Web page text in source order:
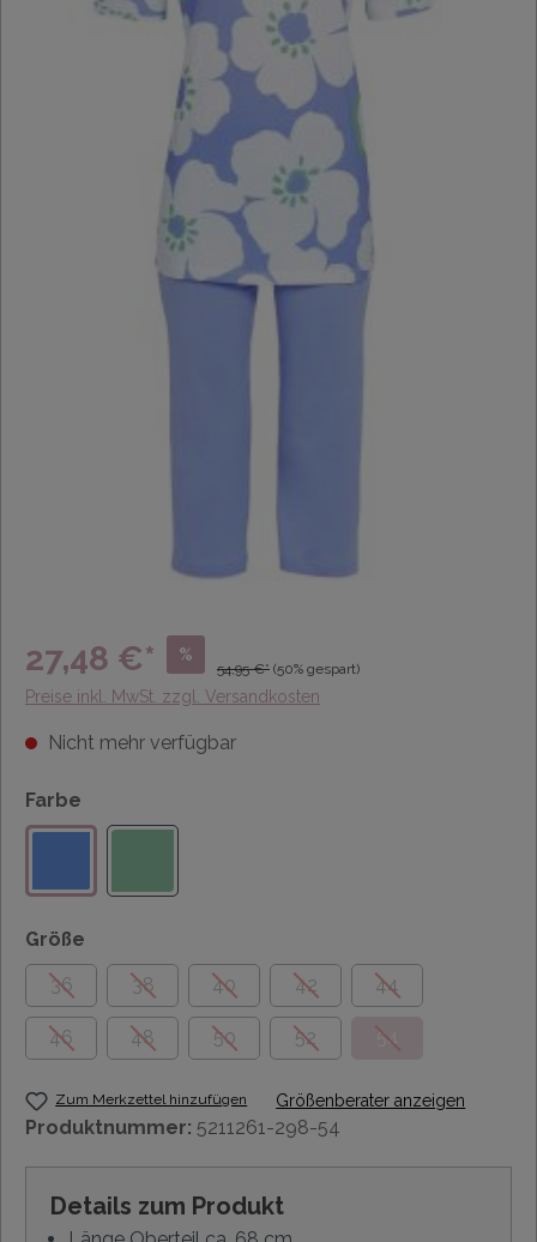
27,48 €* %
54,95 €* (50% gespart)
Preise inkl. MwSt. zzgl. Versandkosten
Nicht mehr verfügbar
Farbe
Größe
36
38 40 42 44
46 48 50 52 54
Zum Merkzettel hinzufügen Größenberater anzeigen
Produktnummer: 5211261-298-54
Details zum Produkt